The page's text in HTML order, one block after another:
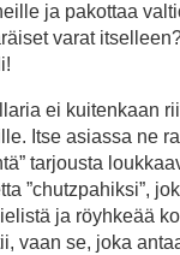
ja pakottaa
varat
ei kuitenkaan
Itse asiassa ne
tarjousta
”chutzpahiksi”,
ja röyhkeää
vaan se, joka